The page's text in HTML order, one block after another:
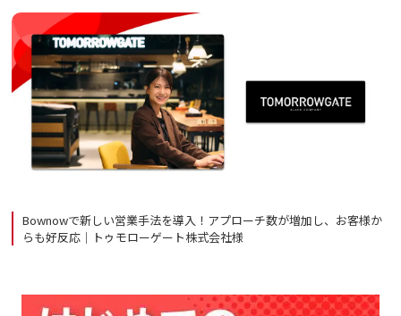
Bownowで新しい営業手法を導入！アプローチ数が増加し、お客様か
らも好反応｜トゥモローゲート株式会社様